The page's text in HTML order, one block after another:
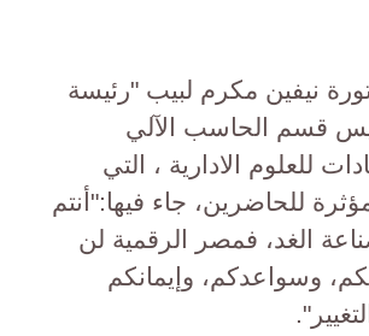
نيفين مكرم لبيب "رئيسة
قسم الحاسب الآلي
للعلوم الادارية ، التي
للحاضرين، جاء فيها:"أنتم
الغد، فمصر الرقمية لن
وسواعدكم، وإيمانكم